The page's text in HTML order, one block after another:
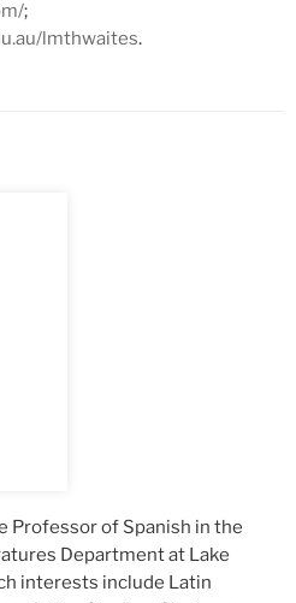
;
lmthwaites.
Professor of Spanish in the
Department at Lake
interests include Latin